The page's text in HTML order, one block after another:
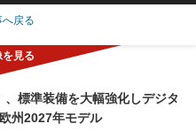
へ戻る
、標準装備を大幅強化しデジタ
州2027年モデル